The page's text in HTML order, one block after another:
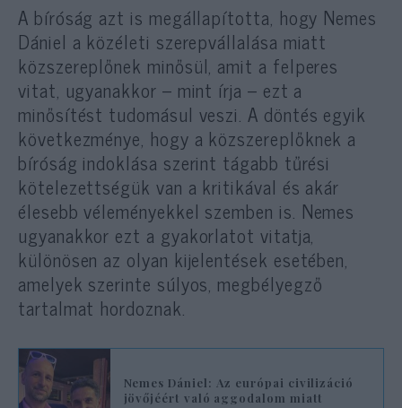
A bíróság azt is megállapította, hogy Nemes
Dániel a közéleti szerepvállalása miatt
közszereplőnek minősül, amit a felperes
vitat, ugyanakkor – mint írja – ezt a
minősítést tudomásul veszi. A döntés egyik
következménye, hogy a közszereplőknek a
bíróság indoklása szerint tágabb tűrési
kötelezettségük van a kritikával és akár
élesebb véleményekkel szemben is. Nemes
ugyanakkor ezt a gyakorlatot vitatja,
különösen az olyan kijelentések esetében,
amelyek szerinte súlyos, megbélyegző
tartalmat hordoznak.
Nemes Dániel: Az európai civilizáció
jövőjéért való aggodalom miatt